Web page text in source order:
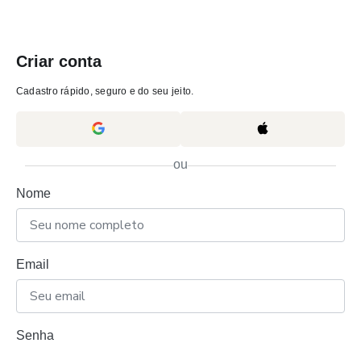
Criar conta
Cadastro rápido, seguro e do seu jeito.
ou
Nome
Email
Senha